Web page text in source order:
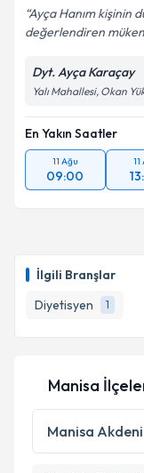
İlgili Branşlar
Diyetisyen
1
Ayça Hanım kişinin
değerlendiren
Dyt. Ayça Karaçay
Yalı Mahallesi, Okan
En Yakın Saatler
11 Ağu
09:00
11
Manisa
Manisa